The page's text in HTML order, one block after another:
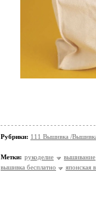
Рубрики: 111 Вышивка /
Метки: рукоделие вышивание
вышивка бесплатно
японская